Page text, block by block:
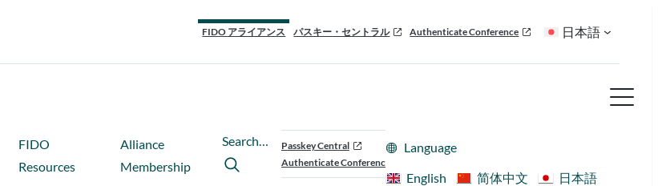
FIDO アライアンス パスキー・セントラル Authenticate Conference 日本語
FIDO
Resources
Alliance
Membership
Search…
Passkey Central
Authenticate Conference
Language
English
简体中文
日本語